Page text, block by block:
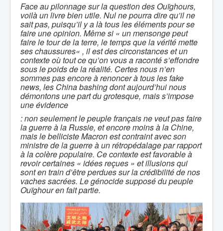
Face au pilonnage sur la question des Ouïghours,
voilà un livre bien utile. Nul ne pourra dire qu’il ne
sait pas, puisqu’il y a là tous les éléments pour se
faire une opinion. Même si « un mensonge peut
faire le tour de la terre, le temps que la vérité mette
ses chaussures« , il est des circonstances et un
contexte où tout ce qu’on vous a raconté s’effondre
sous le poids de la réalité. Certes nous n’en
sommes pas encore à renoncer à tous les fake
news, les China bashing dont aujourd’hui nous
démontons une part du grotesque, mais s’impose
une évidence
: non seulement le peuple français ne veut pas faire
la guerre à la Russie, et encore moins à la Chine,
mais le belliciste Macron est contraint avec son
ministre de la guerre à un rétropédalage par rapport
à la colère populaire. Ce contexte est favorable à
revoir certaines « idées reçues » et illusions qui
sont en train d’être perdues sur la crédibilité de nos
vaches sacrées. Le génocide supposé du peuple
Ouïghour en fait partie.